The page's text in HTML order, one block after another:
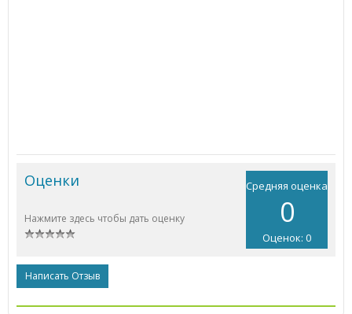
Средняя оценка
0
Оценок: 0
Оценки
Нажмите здесь чтобы дать оценку
Написать Отзыв